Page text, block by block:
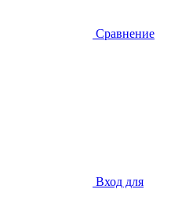
Сравнение
Вход для